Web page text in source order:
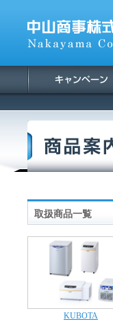
取扱商品一覧
KUBOTA